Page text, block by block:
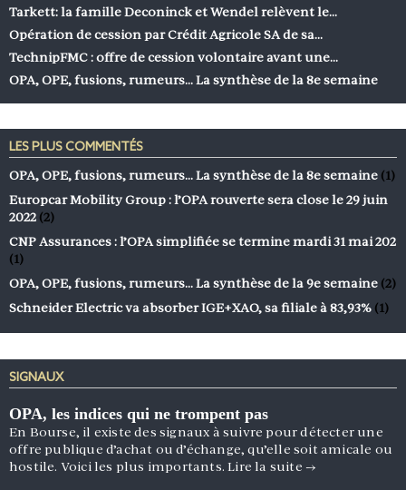
Tarkett: la famille Deconinck et Wendel relèvent le…
Opération de cession par Crédit Agricole SA de sa…
TechnipFMC : offre de cession volontaire avant une…
OPA, OPE, fusions, rumeurs… La synthèse de la 8e semaine
LES PLUS COMMENTÉS
OPA, OPE, fusions, rumeurs… La synthèse de la 8e semaine (1)
Europcar Mobility Group : l’OPA rouverte sera close le 29 juin
2022 (2)
CNP Assurances : l’OPA simplifiée se termine mardi 31 mai 202
(1)
OPA, OPE, fusions, rumeurs… La synthèse de la 9e semaine (2)
Schneider Electric va absorber IGE+XAO, sa filiale à 83,93% (1)
SIGNAUX
OPA, les indices qui ne trompent pas
En Bourse, il existe des signaux à suivre pour détecter une
offre publique d’achat ou d’échange, qu’elle soit amicale ou
hostile. Voici les plus importants.Lire la suite →